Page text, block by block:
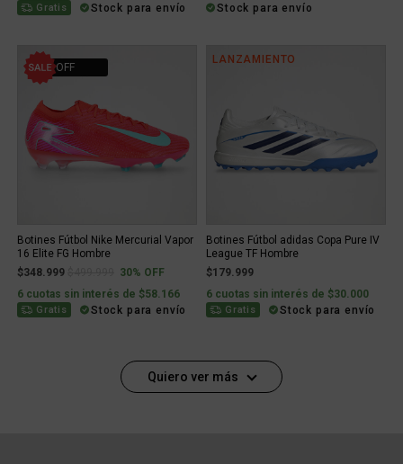
Gratis Stock para envío
Stock para envío
30% OFF
Botines Fútbol Nike Mercurial Vapor
16 Elite FG Hombre
$348.999
Price reduced from
to30% OFF
6 cuotas sin interés de $58.166
Gratis Stock para envío
LANZAMIENTO
Botines Fútbol adidas Copa Pure IV
League TF Hombre
$179.999
6 cuotas sin interés de $30.000
Gratis Stock para envío
Quiero ver más